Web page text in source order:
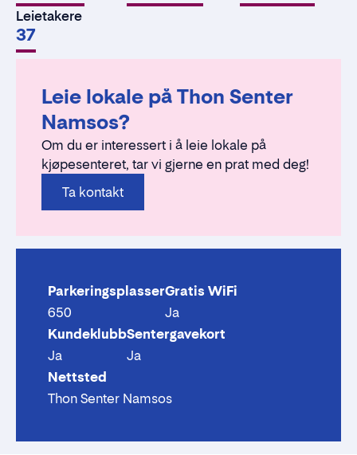
Leietakere
37
Leie lokale på Thon Senter
Namsos?
Om du er interessert i å leie lokale på
kjøpesenteret, tar vi gjerne en prat med deg!
Ta kontakt
Parkeringsplasser
650
Gratis WiFi
Ja
Kundeklubb
Ja
Sentergavekort
Ja
Nettsted
Thon Senter Namsos